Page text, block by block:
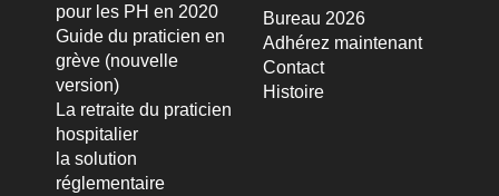
pour les PH en 2020
Guide du praticien en
grève (nouvelle
version)
La retraite du praticien
hospitalier
la solution
réglementaire
Bureau 2026
Adhérez maintenant
Contact
Histoire